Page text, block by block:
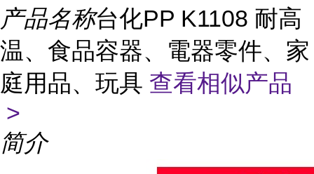
产品名称台化PP K1108 耐高
温、食品容器、電器零件、家
庭用品、玩具 查看相似产品
>
简介